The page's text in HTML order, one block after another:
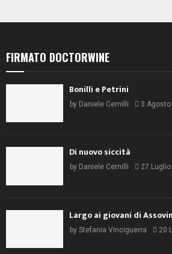
FIRMATO DOCTORWINE
Bonilli e Petrini
by Daniele Cernilli 3 Agosto
Di nuovo siccità
by Daniele Cernilli 27
Largo ai giovani di
by Stefania Vinciguerra 20